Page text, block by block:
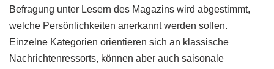
Befragung unter Lesern des Magazins wird abgestimmt,
welche Persönlichkeiten anerkannt werden sollen.
Einzelne Kategorien orientieren sich an klassische
Nachrichtenressorts, können aber auch saisonale